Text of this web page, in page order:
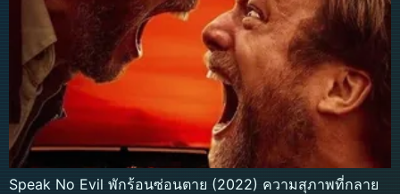
Speak No Evil พักร้อนซ่อนตาย (2022) ความสุภาพที่กลาย